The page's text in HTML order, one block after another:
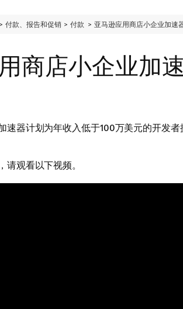
> 付款、报告和促销 > 付款 > 亚马逊应用商店小企业加速
商店小企业加
速器计划为年收入低于100万美元的开发
请观看以下视频。